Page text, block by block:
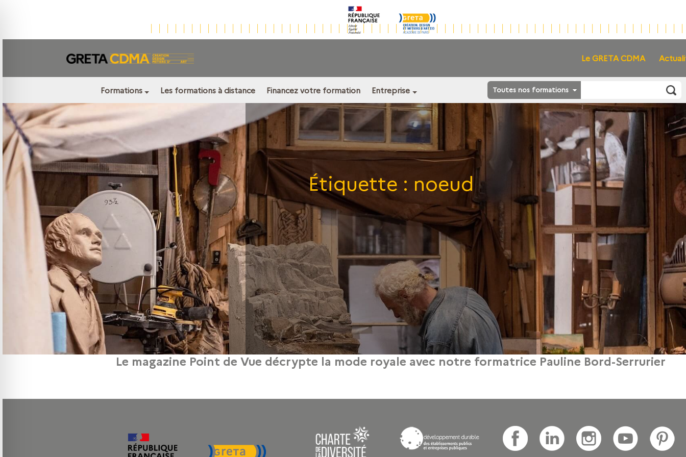
Le GRETA CDMA
Formations Les formations à distance Financez votre formation Entreprise Toutes nos formations
Étiquette : noeud
Le magazine Point de Vue décrypte la mode royale avec notre formatrice Pauline Bord-Serrurier
19 juin 2025